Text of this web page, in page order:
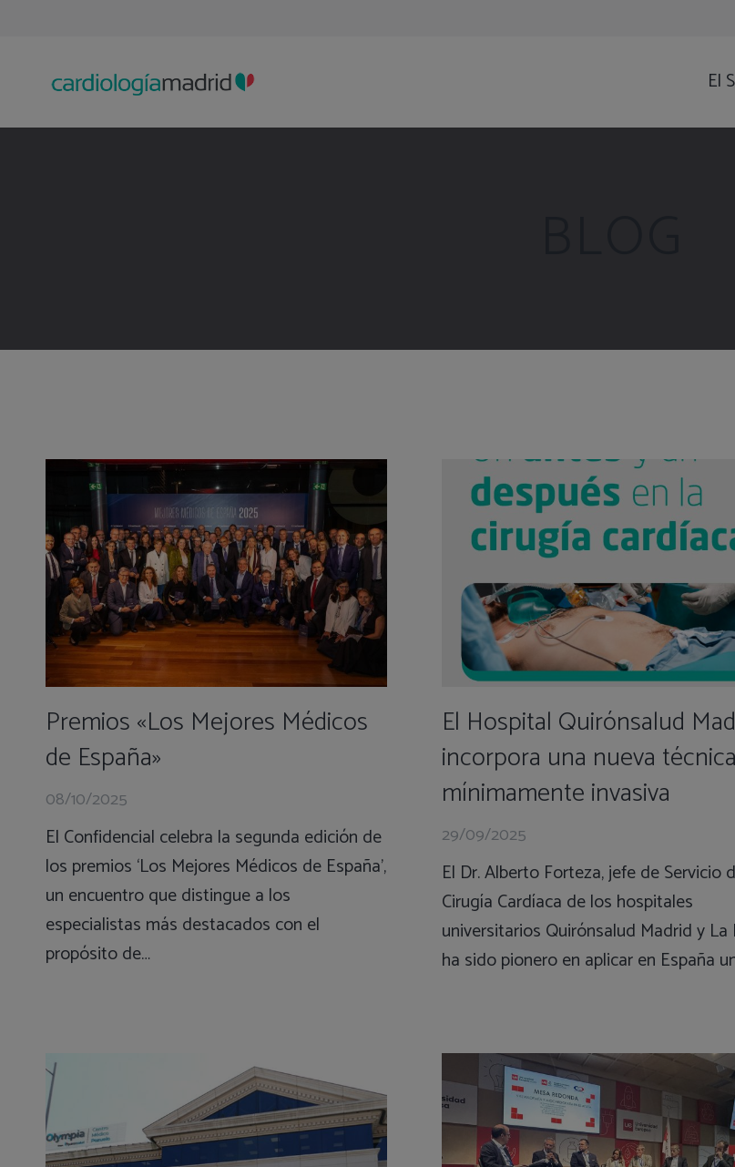
El
Premios «Los Mejores Médicos
de España»
08/10/2025
El Confidencial celebra la segunda edición de
los premios ‘Los Mejores Médicos de España’,
un encuentro que distingue a los
especialistas más destacados con el
propósito de…
El Hospital Quirónsalud
incorpora una nueva técnica
mínimamente invasiva
29/09/2025
El Dr. Alberto Forteza, jefe de Servicio
Cirugía Cardíaca de los hospitales
universitarios Quirónsalud Madrid y La
ha sido pionero en aplicar en España